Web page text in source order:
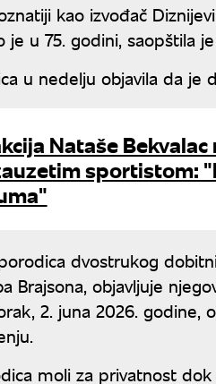
kao izvođač
u 75. godini, saopštila
u nedelju objavila da je
Nataše
sportistom:
dvostrukog
Brajsona, objavljuje
2. juna 2026. godine,
moli za privatnost